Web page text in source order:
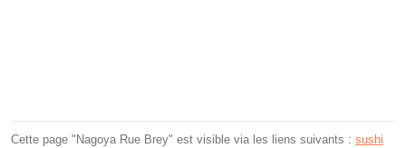
Cette page "Nagoya Rue Brey" est visible via les liens suivants : sushi